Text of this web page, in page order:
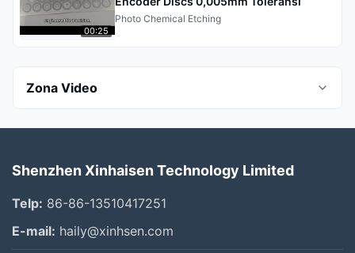
00:25
Photo Chemical Etching
Zona Video
Photo Chemical Etching
Stainless Steel Etching
Shenzhen Xinhaisen Technology Limited
Telp: 86-86-13510417251
E-mail: haily@xinhsen.com